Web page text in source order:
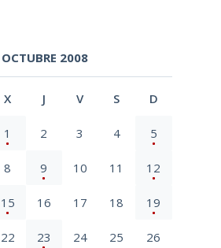
OCTUBRE 2008
X J V S D
1 2 3 4 5
8 9 10 11 12
15 16 17 18 19
22 23 24 25 26